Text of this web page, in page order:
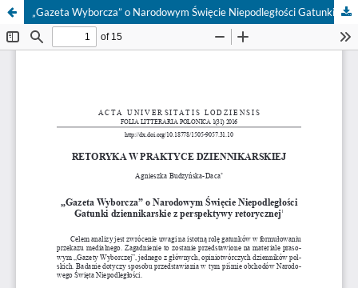
„Gazeta Wyborcza” o Narodowym Święcie Niepodległości Gatunki dziennikarskie z perspektywy retorycznej